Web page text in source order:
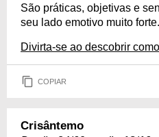
São práticas, objetivas e
seu lado emotivo muito forte.
Divirta-se ao descobrir
COPIAR
Crisântemo